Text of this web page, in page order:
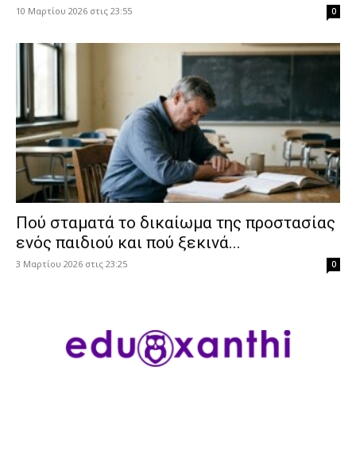
10 Μαρτίου 2026 στις 23:55 0
Πού σταματά το δικαίωμα της προστασίας
ενός παιδιού και πού ξεκινά...
3 Μαρτίου 2026 στις 23:25 0